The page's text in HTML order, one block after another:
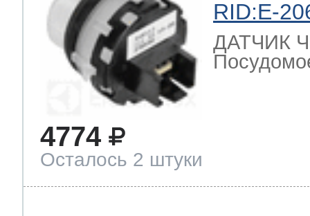
RID:E-
ДАТЧИК
4774
Осталось 2 штуки